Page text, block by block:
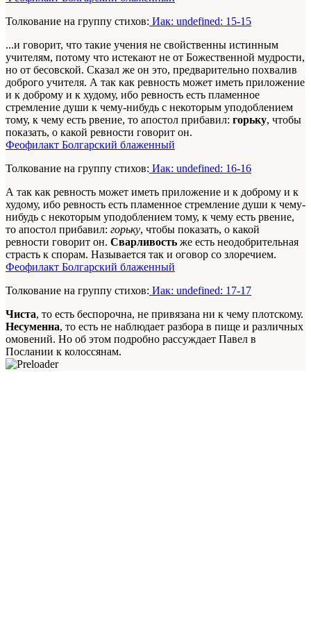
Толкование на группу стихов: Иак: undefined: 15-15
...и говорит, что такие учения не свойственны истинным
учителям, потому что истекают не от Божественной мудрости,
но от бесовской. Сказал же он это, предварительно похвалив
доброго учителя. А так как ревность может иметь приложение
и к доброму и к худому, ибо ревность есть пламенное
стремление души к чему-нибудь с некоторым уподоблением
тому, к чему есть рвение, то апостол прибавил: горьку, чтобы
показать, о какой ревности говорит он.
Феофилакт Болгарский блаженный
Толкование на группу стихов: Иак: undefined: 16-16
А так как ревность может иметь приложение и к доброму и к
худому, ибо ревность есть пламенное стремление души к чему-
нибудь с некоторым уподоблением тому, к чему есть рвение,
то апостол прибавил: горьку, чтобы показать, о какой
ревности говорит он. Сварливость же есть неодобрительная
страсть к спорам. Называется так и оговор со злоречием.
Феофилакт Болгарский блаженный
Толкование на группу стихов: Иак: undefined: 17-17
Чиста, то есть беспорочна, не привязана ни к чему плотскому.
Несуменна, то есть не наблюдает разбора в пище и различных
омовений. Но об этом подробно рассуждает Павел в
Послании к колоссянам.